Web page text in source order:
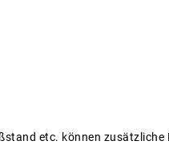
etc. können zusätzliche